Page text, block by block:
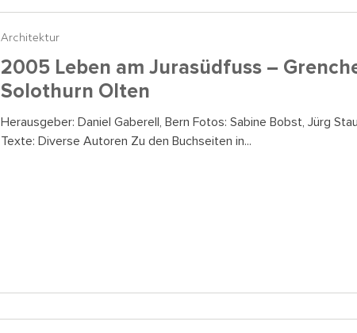
2005 Leben am Jurasüdfuss –
Solothurn Olten
Herausgeber: Daniel Gaberell, Bern Fotos: Sabine Bobst, Jürg
Texte: Diverse Autoren Zu den Buchseiten in...
Architektur